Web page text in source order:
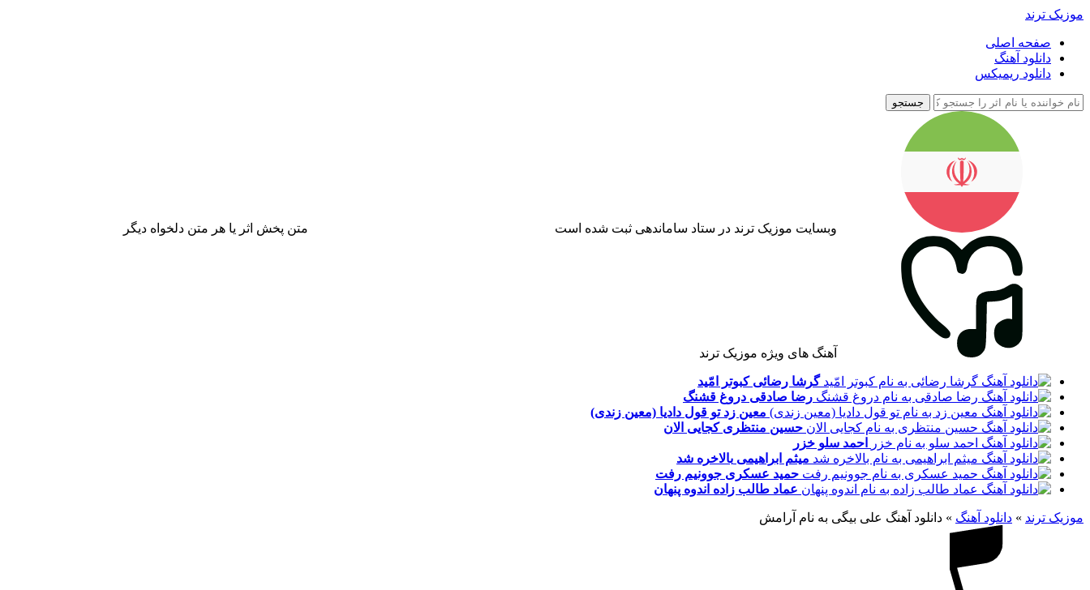
موزیک ترند
صفحه اصلی
دانلود آهنگ
دانلود ریمیکس
جستجو
وبسایت موزیک ترند در ستاد ساماندهی ثبت شده است متن پخش اثر یا هر متن دلخواه دیگر
آهنگ های ویژه موزیک ترند
گرشا رضائیکبوتر امّید
رضا صادقی دروغ قشنگ
معین زدتو قول دادیا (معین زندی)
حسین منتظریکجایی الان
احمد سلو خزر
میثم ابراهیمی بالاخره شد
حمید عسکری جوونیم رفت
عماد طالب زاده اندوه پنهان
موزیک ترند » دانلود آهنگ » دانلود آهنگ علی بیگی به نام آرامش